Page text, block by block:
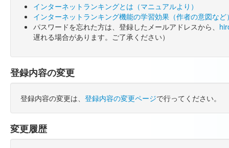
インターネットランキングとは（マニュアルより）
インターネットランキング機能の学習効果（作者の意図など
パスワードを忘れた方は、登録したメールアドレスから、
遅れる場合があります。ご了承ください）
登録内容の変更
登録内容の変更は、 登録内容の変更ページで行ってください。
変更履歴